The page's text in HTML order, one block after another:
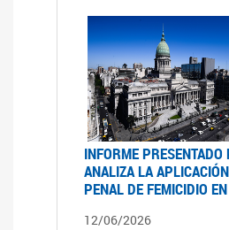
INFORME
ANALIZA LA
PENAL DE FEMICIDIO
12/06/2026